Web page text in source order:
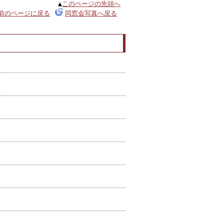
▲ このページの先頭へ
同窓会写真へ戻る
のページに戻る